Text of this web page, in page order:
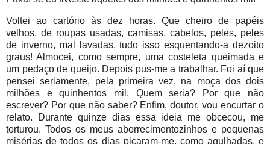
Voltei ao cartório às dez horas. Que cheiro de papéis
velhos, de roupas usadas, camisas, cabelos, peles, peles
de inverno, mal lavadas, tudo isso esquentando-a dezoito
graus! Almocei, como sempre, uma costeleta queimada e
um pedaço de queijo. Depois pus-me a trabalhar. Foi aí que
pensei seriamente, pela primeira vez, na moça dos dois
milhões e quinhentos mil. Quem seria? Por que não
escrever? Por que não saber? Enfim, doutor, vou encurtar o
relato. Durante quinze dias essa ideia me obcecou, me
torturou. Todos os meus aborrecimentozinhos e pequenas
misérias de todos os dias picaram-me, como agulhadas, e